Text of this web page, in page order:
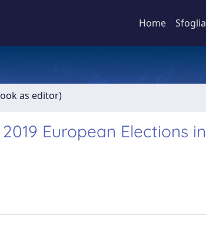
Home Sfoglia
as editor)
European Elections in